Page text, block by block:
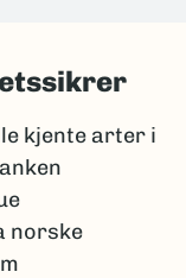
kjente arter i
norske